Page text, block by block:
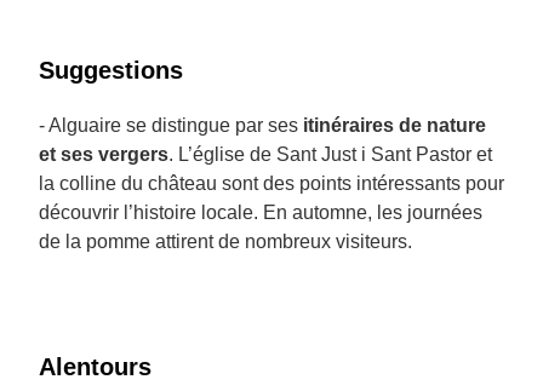
Suggestions
- Alguaire se distingue par ses itinéraires de nature
et ses vergers. L’église de Sant Just i Sant Pastor et
la colline du château sont des points intéressants pour
découvrir l’histoire locale. En automne, les journées
de la pomme attirent de nombreux visiteurs.
Alentours